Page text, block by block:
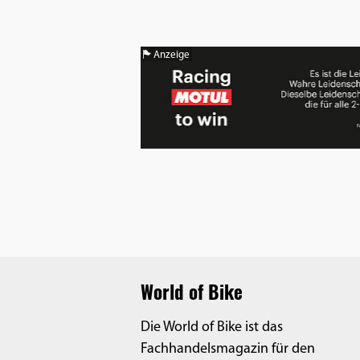
Anzeige
World of Bike
Die World of Bike ist das
Fachhandelsmagazin für den
EXTERNE MEDIEN